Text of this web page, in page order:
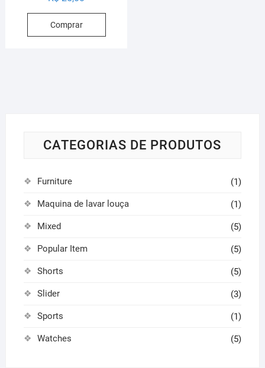
Comprar
CATEGORIAS DE PRODUTOS
Furniture (1)
Maquina de lavar louça (1)
Mixed (5)
Popular Item (5)
Shorts (5)
Slider (3)
Sports (1)
Watches (5)